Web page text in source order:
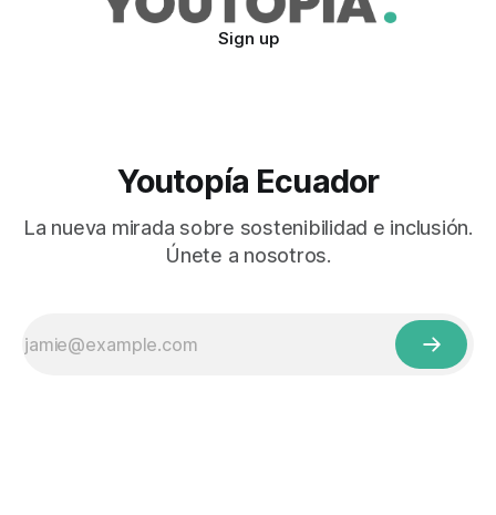
Sign up
Youtopía Ecuador
La nueva mirada sobre sostenibilidad e inclusión.
Únete a nosotros.